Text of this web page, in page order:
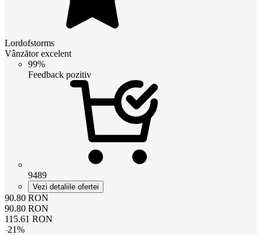
Lordofstorms
Vânzător excelent
99%
Feedback pozitiv
9489
Vezi detaliile ofertei
90.80 RON
90.80 RON
115.61 RON
-21%